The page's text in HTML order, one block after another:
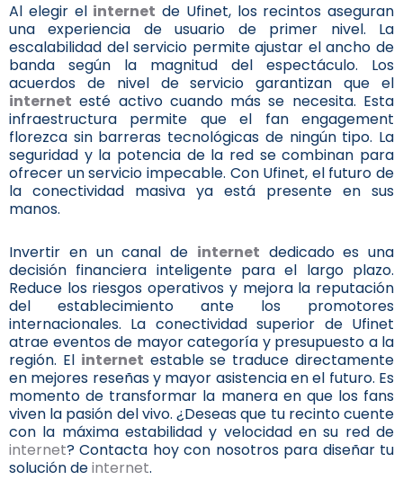
Al elegir el internet de Ufinet, los recintos aseguran
una experiencia de usuario de primer nivel. La
escalabilidad del servicio permite ajustar el ancho de
banda según la magnitud del espectáculo. Los
acuerdos de nivel de servicio garantizan que el
internet esté activo cuando más se necesita. Esta
infraestructura permite que el fan engagement
florezca sin barreras tecnológicas de ningún tipo. La
seguridad y la potencia de la red se combinan para
ofrecer un servicio impecable. Con Ufinet, el futuro de
la conectividad masiva ya está presente en sus
manos.
Invertir en un canal de internet dedicado es una
decisión financiera inteligente para el largo plazo.
Reduce los riesgos operativos y mejora la reputación
del establecimiento ante los promotores
internacionales. La conectividad superior de Ufinet
atrae eventos de mayor categoría y presupuesto a la
región. El internet estable se traduce directamente
en mejores reseñas y mayor asistencia en el futuro. Es
momento de transformar la manera en que los fans
viven la pasión del vivo. ¿Deseas que tu recinto cuente
con la máxima estabilidad y velocidad en su red de
internet? Contacta hoy con nosotros para diseñar tu
solución deinternet.